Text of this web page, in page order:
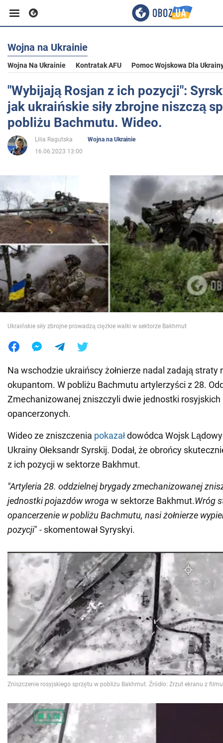
Biznes
Sport
Rozrywka
Życie
Społeczeństwo
Wojna na Ukrainie
Świat
Jedzenie
Wojna na Ukrainie
Wojna Na Ukrainie Kontratak AFU Pomoc Wojskowa Dla
"Wybijają Rosjan z ich pozycji":
jak ukraińskie siły zbrojne niszczą
pobliżu Bachmutu. Wideo.
Lilia Ragutska
Wojna na Ukrainie
16.06.2023 13:00
Ukraińskie siły zbrojne prowadzą ciężkie walki w sektorze Bakhmut
Na wschodzie ukraińscy żołnierze nadal zadają straty
okupantom. W pobliżu Bachmutu artylerzyści z 28.
Zmechanizowanej zniszczyli dwie jednostki
opancerzonych.
Wideo ze zniszczenia pokazałdowódca Wojsk
Ukrainy Ołeksandr Syrskij. Dodał, że obrońcy
z ich pozycji w sektorze Bakhmut.
"Artyleria 28. oddzielnej brygady zmechanizowanej
jednostki pojazdów wroga w sektorze Bakhmut.Wróg
opancerzenie w pobliżu Bachmutu, nasi żołnierze
pozycji" - skomentował Syryskyi.